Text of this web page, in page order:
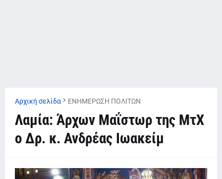
Αρχική σελίδα ΕΝΗΜΕΡΩΣΗ ΠΟΛΙΤΩΝ
Λαμία: Άρχων Μαΐστωρ της ΜτΧ
ο Δρ. κ. Ανδρέας Ιωακείμ